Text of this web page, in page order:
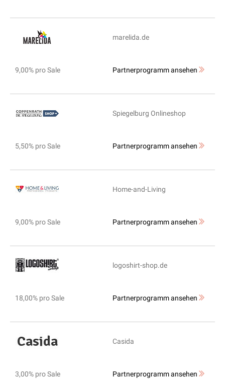
marelida.de
9,00% pro Sale Partnerprogramm ansehen
Spiegelburg Onlineshop
5,50% pro Sale Partnerprogramm ansehen
Home-and-Living
9,00% pro Sale Partnerprogramm ansehen
logoshirt-shop.de
18,00% pro Sale Partnerprogramm ansehen
Casida
3,00% pro Sale Partnerprogramm ansehen